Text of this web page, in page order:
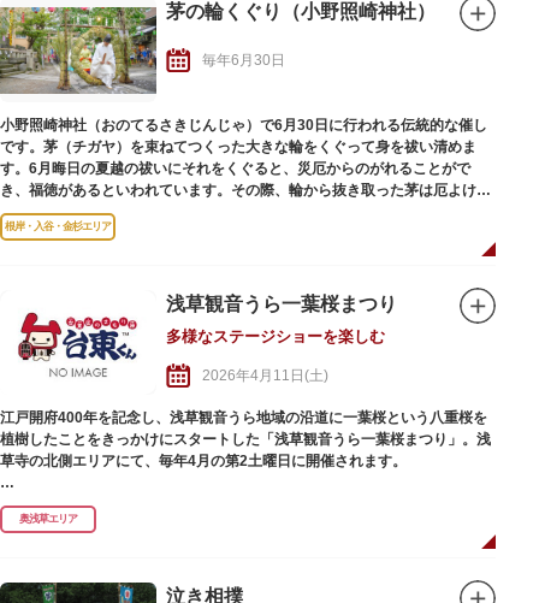
茅の輪くぐり（小野照崎神社）
毎年6月30日
小野照崎神社（おのてるさきじんじゃ）で6月30日に行われる伝統的な催し
です。茅（チガヤ）を束ねてつくった大きな輪をくぐって身を祓い清めま
す。6月晦日の夏越の祓いにそれをくぐると、災厄からのがれることがで
き、福徳があるといわれています。その際、輪から抜き取った茅は厄よけに
なるといわれています。
根岸・入谷・金杉エリア
浅草観音うら一葉桜まつり
多様なステージショーを楽しむ
2026年4月11日(土)
江戸開府400年を記念し、浅草観音うら地域の沿道に一葉桜という八重桜を
植樹したことをきっかけにスタートした「浅草観音うら一葉桜まつり」。浅
草寺の北側エリアにて、毎年4月の第2土曜日に開催されます。
富士公園特設ステージにおいて、小学生や幼稚園児による演奏・ダンス、町
会お囃子、子ども歌舞伎、津軽三味線、木遣りなどのステージショーを開催
します。また、近隣の柳通りでは、フリーマーケットや模擬店を開催し、会
※その年によってまつりの内容は変更になる場合があります。
奥浅草エリア
泣き相撲